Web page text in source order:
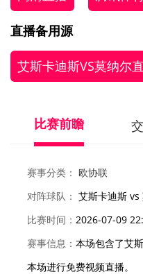
直播备用源
艾斯卡迪斯VS莫纳尔
比赛前瞻
赛事分类： 欧协联
对阵球队： 艾斯卡迪斯 vs
比赛时间： 2026-07-09
赛事信息： 本场包含了艾
本场进行免费视频直播。